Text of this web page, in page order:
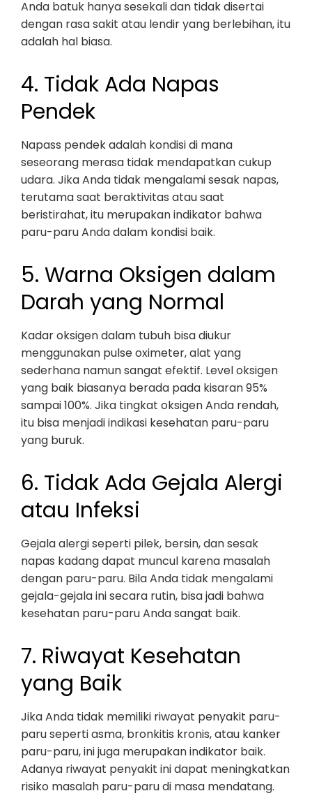
Anda batuk hanya sesekali dan tidak disertai
dengan rasa sakit atau lendir yang berlebihan, itu
adalah hal biasa.
4. Tidak Ada Napas
Pendek
Napass pendek adalah kondisi di mana
seseorang merasa tidak mendapatkan cukup
udara. Jika Anda tidak mengalami sesak napas,
terutama saat beraktivitas atau saat
beristirahat, itu merupakan indikator bahwa
paru-paru Anda dalam kondisi baik.
5. Warna Oksigen dalam
Darah yang Normal
Kadar oksigen dalam tubuh bisa diukur
menggunakan pulse oximeter, alat yang
sederhana namun sangat efektif. Level oksigen
yang baik biasanya berada pada kisaran 95%
sampai 100%. Jika tingkat oksigen Anda rendah,
itu bisa menjadi indikasi kesehatan paru-paru
yang buruk.
6. Tidak Ada Gejala Alergi
atau Infeksi
Gejala alergi seperti pilek, bersin, dan sesak
napas kadang dapat muncul karena masalah
dengan paru-paru. Bila Anda tidak mengalami
gejala-gejala ini secara rutin, bisa jadi bahwa
kesehatan paru-paru Anda sangat baik.
7. Riwayat Kesehatan
yang Baik
Jika Anda tidak memiliki riwayat penyakit paru-
paru seperti asma, bronkitis kronis, atau kanker
paru-paru, ini juga merupakan indikator baik.
Adanya riwayat penyakit ini dapat meningkatkan
risiko masalah paru-paru di masa mendatang.